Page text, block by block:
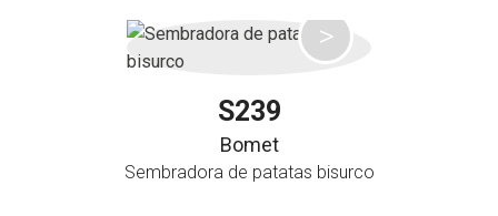
S239
Bomet
Sembradora de patatas bisurco